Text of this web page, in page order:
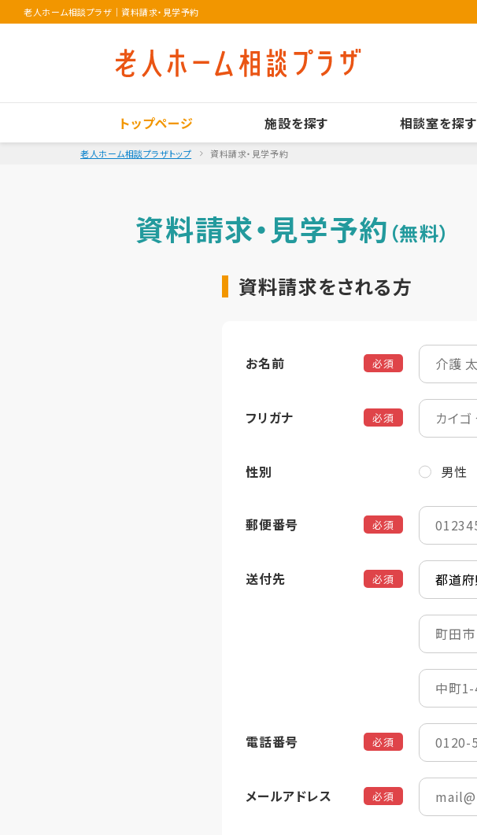
老人ホーム相談プラザ ｜資料請求・見学予約
トップページ 施設を探す 相談室を探す
老人ホーム相談プラザトップ 資料請求・見学予約
資料請求・見学予約 （無料）
資料請求をされる方
お名前 必須
フリガナ 必須
性別 男性
郵便番号 必須
送付先 必須
電話番号 必須
メールアドレス 必須